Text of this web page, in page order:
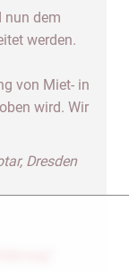
nun dem
werden.
von Miet- in
wird. Wir
Dresden